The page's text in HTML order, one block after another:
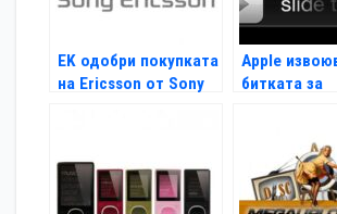
EK одобри покупката
на Ericsson от Sony
Apple
битката за